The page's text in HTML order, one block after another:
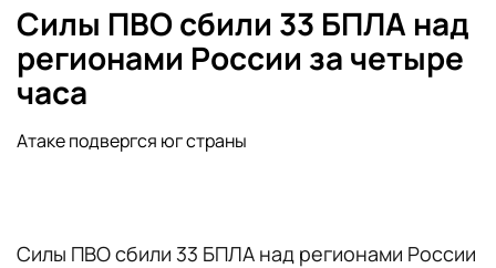
Силы ПВО сбили 33 БПЛА над
регионами России за четыре
часа
Атаке подвергся юг страны
Силы ПВО сбили 33 БПЛА над регионами России